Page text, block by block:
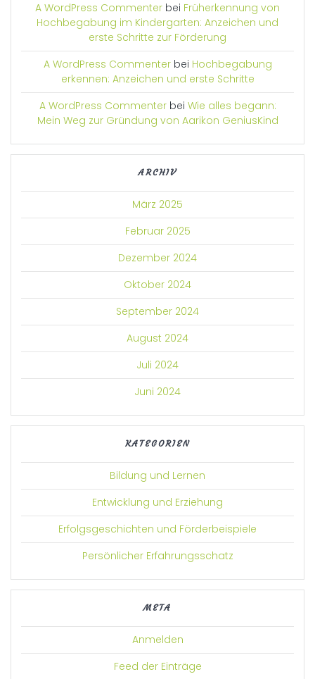
A WordPress Commenter bei Früherkennung von
Hochbegabung im Kindergarten: Anzeichen und
erste Schritte zur Förderung
A WordPress Commenterbei Hochbegabung
erkennen: Anzeichen und erste Schritte
A WordPress Commenterbei Wie alles begann:
Mein Weg zur Gründung von Aarikon GeniusKind
ARCHIV
März 2025
Februar 2025
Dezember 2024
Oktober 2024
September 2024
August 2024
Juli 2024
Juni 2024
KATEGORIEN
Bildung und Lernen
Entwicklung und Erziehung
Erfolgsgeschichten und Förderbeispiele
Persönlicher Erfahrungsschatz
META
Anmelden
Feed der Einträge